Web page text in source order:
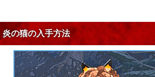
炎の猫の入手方法